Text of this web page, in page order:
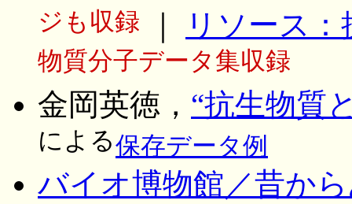
ジも収録
リソース
物質分子データ集収録
金岡英徳， “抗生物質
による保存データ例
バイオ博物館／昔か